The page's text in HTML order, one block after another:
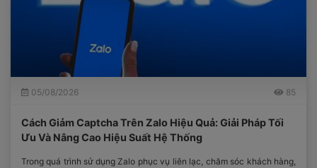
05/08/2026 85
Cách Giảm Captcha Trên Zalo Hiệu Quả: Giải Pháp Tối
Ưu Và Nâng Cao Hiệu Suất Hệ Thống
Trong quá trình sử dụng Zalo phục vụ liên lạc, chăm sóc khách hàng,